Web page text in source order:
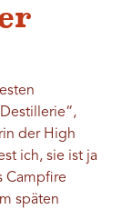
der High
ich, sie ist ja
Campfire
späten